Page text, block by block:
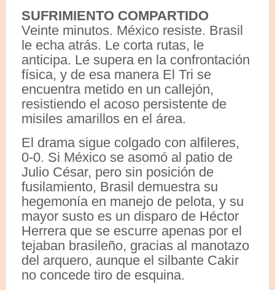
SUFRIMIENTO COMPARTIDO
Veinte minutos. México resiste. Brasil
le echa atrás. Le corta rutas, le
anticipa. Le supera en la confrontación
física, y de esa manera El Tri se
encuentra metido en un callejón,
resistiendo el acoso persistente de
misiles amarillos en el área.
El drama sigue colgado con alfileres,
0-0. Si México se asomó al patio de
Julio César, pero sin posición de
fusilamiento, Brasil demuestra su
hegemonía en manejo de pelota, y su
mayor susto es un disparo de Héctor
Herrera que se escurre apenas por el
tejaban brasileño, gracias al manotazo
del arquero, aunque el silbante Cakir
no concede tiro de esquina.